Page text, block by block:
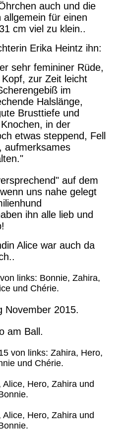
auch und die
allgemein für einen
cm viel zu klein..
Erika Heintz ihn:
sehr femininer Rüde,
zur Zeit leicht
im
Halslänge,
Brusttiefe und
in der
etwas steppend, Fell
aufmerksames
auf dem
uns nahe gelegt
ihn alle lieb und
Alice war auch da
links: Bonnie, Zahira,
und Chérie.
November 2015.
am Ball.
von links: Zahira, Hero,
und Chérie.
Hero, Zahira und
Hero, Zahira und